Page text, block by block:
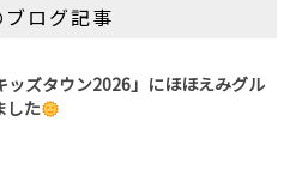
ログ記事
ッズタウン2026」にほほえみグル
した